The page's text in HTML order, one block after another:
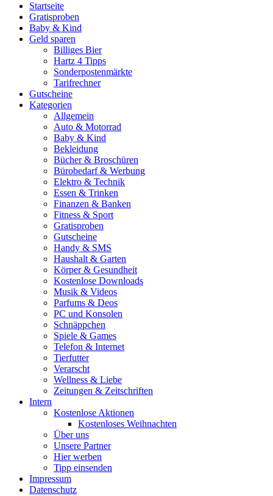
Startseite
Gratisproben
Baby & Kind
Geld sparen
Billiges Bier
Hartz 4 Tipps
Sonderpostenmärkte
Tarifrechner
Gutscheine
Kategorien
Allgemein
Auto & Motorrad
Baby & Kind
Bekleidung
Bücher & Broschüren
Bürobedarf & Werbung
Elektro & Technik
Essen & Trinken
Finanzen & Banken
Fitness & Sport
Gratisproben
Gutscheine
Handy & SMS
Haushalt & Garten
Körper & Gesundheit
Kostenlose Downloads
Musik & Videos
Parfums & Deos
PC und Konsolen
Schnäppchen
Spiele & Games
Telefon & Internet
Tierfutter
Verarscht
Wellness & Liebe
Zeitungen & Zeitschriften
Intern
Kostenlose Aktionen
Kostenloses Weihnachten
Über uns
Unsere Partner
Hier werben
Tipp einsenden
Impressum
Datenschutz